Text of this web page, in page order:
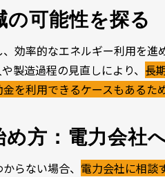
可能性を探る
効率的なエネルギー利用を
製造過程の見直しにより、 長
を利用できるケースもあるた
方：電力会社
らない場合、 電力会社に相談